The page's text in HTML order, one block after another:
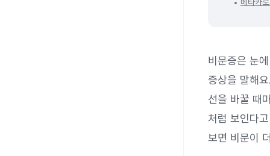
비문증은 눈
증상을 말해
선을 바꿀 때
처럼 보인다
보면 비문이